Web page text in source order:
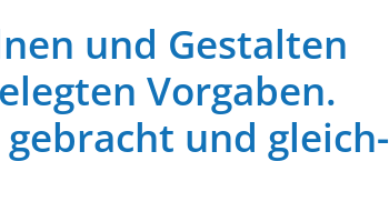
und Gestalten
Vorgaben.
gebracht und gleich­